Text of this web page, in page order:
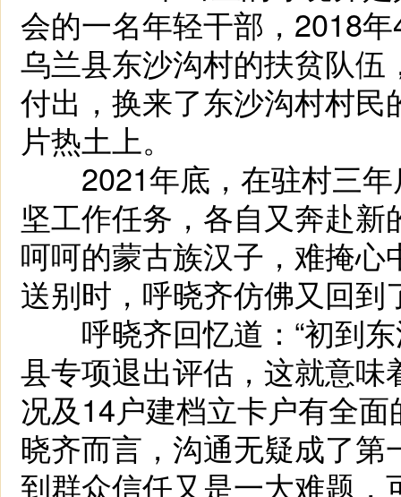
会的一名年轻干部，2018
乌兰县东沙沟村的扶贫队
付出，换来了东沙沟村村
片热土上。
2021年底，在驻村三年
坚工作任务，各自又奔赴
呵呵的蒙古族汉子，难掩
送别时，呼晓齐仿佛又回
呼晓齐回忆道：“初到东
县专项退出评估，这就意
况及14户建档立卡户有全
晓齐而言，沟通无疑成了
到群众信任又是一大难题